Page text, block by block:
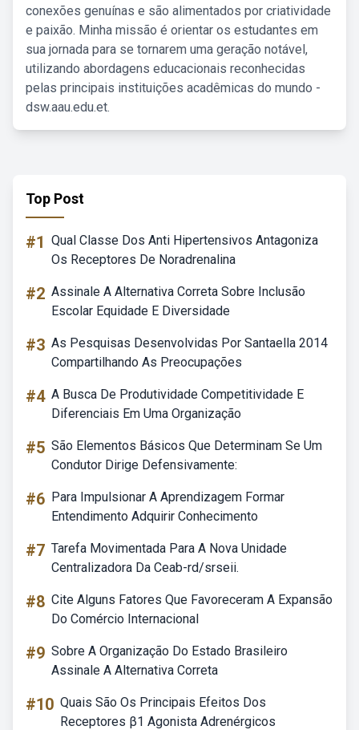
conexões genuínas e são alimentados por criatividade
e paixão. Minha missão é orientar os estudantes em
sua jornada para se tornarem uma geração notável,
utilizando abordagens educacionais reconhecidas
pelas principais instituições acadêmicas do mundo -
dsw.aau.edu.et.
Top Post
#1 Qual Classe Dos Anti Hipertensivos Antagoniza
Os Receptores De Noradrenalina
#2 Assinale A Alternativa Correta Sobre Inclusão
Escolar Equidade E Diversidade
#3 As Pesquisas Desenvolvidas Por Santaella 2014
Compartilhando As Preocupações
#4 A Busca De Produtividade Competitividade E
Diferenciais Em Uma Organização
#5 São Elementos Básicos Que Determinam Se Um
Condutor Dirige Defensivamente:
#6 Para Impulsionar A Aprendizagem Formar
Entendimento Adquirir Conhecimento
#7 Tarefa Movimentada Para A Nova Unidade
Centralizadora Da Ceab-rd/srseii.
#8 Cite Alguns Fatores Que Favoreceram A Expansão
Do Comércio Internacional
#9 Sobre A Organização Do Estado Brasileiro
Assinale A Alternativa Correta
#10 Quais São Os Principais Efeitos Dos
Receptores β1 Agonista Adrenérgicos